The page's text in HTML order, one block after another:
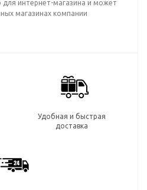
для интернет-магазина и может
магазинах компании
Удобная и быстрая
доставка